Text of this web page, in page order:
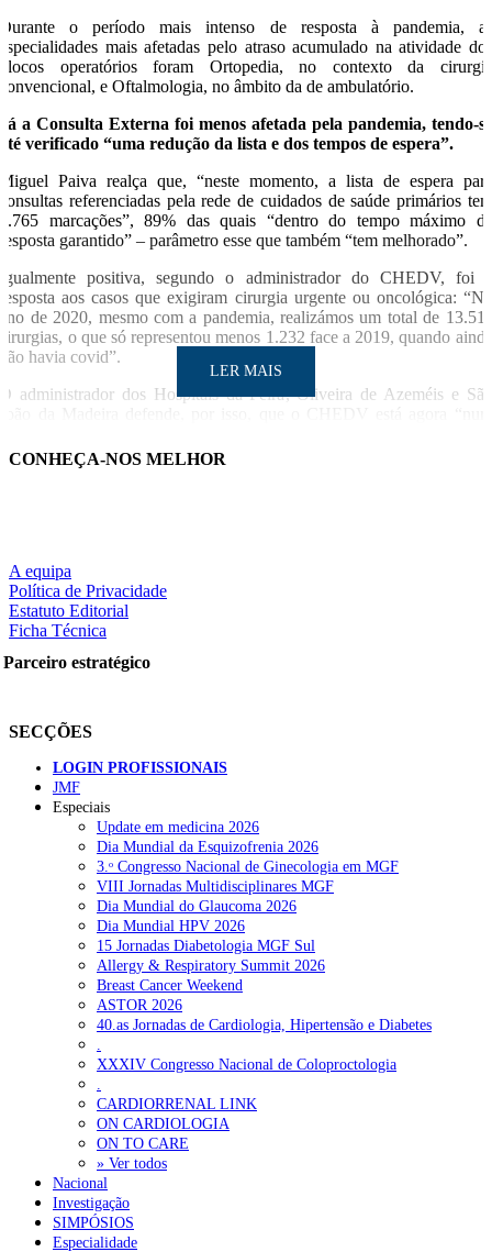
Durante o período mais intenso de resposta à pandemia, as
especialidades mais afetadas pelo atraso acumulado na atividade dos
blocos operatórios foram Ortopedia, no contexto da cirurgia
convencional, e Oftalmologia, no âmbito da de ambulatório.
Já a Consulta Externa foi menos afetada pela pandemia, tendo-se
até verificado “uma redução da lista e dos tempos de espera”.
Miguel Paiva realça que, “neste momento, a lista de espera para
consultas referenciadas pela rede de cuidados de saúde primários tem
5.765 marcações”, 89% das quais “dentro do tempo máximo de
resposta garantido” – parâmetro esse que também “tem melhorado”.
Igualmente positiva, segundo o administrador do CHEDV, foi a
resposta aos casos que exigiram cirurgia urgente ou oncológica: “No
ano de 2020, mesmo com a pandemia, realizámos um total de 13.511
cirurgias, o que só representou menos 1.232 face a 2019, quando ainda
não havia covid”.
O administrador dos Hospitais da Feira, Oliveira de Azeméis e São
pandemia”, o que não invalida que essas três unidades mantenham
“disponíveis e preparados todos os meios do Plano de Contingência
Cirurgias retomadas e regresso à normalidade nos hospitais de Aveiro
Partilhe nas redes sociais:
NOTÍCIAS RECENTES
Quase 11.900 jovens recorreram aos cheques psicólogo e
nutricionista no primeiro mês 7 de Agosto, 2026
ULS de Coimbra estreia cirurgia endoscópica do ouvido com
apoio robótico em Portugal 7 de Agosto, 2026
Enfermeiros exigem esclarecimentos sobre eventual gestão
privada da ULS do Algarve
7 de Agosto, 2026
Ordem dos Médicos alerta para riscos no novo sistema de acesso
a consultas e cirurgias 7 de Agosto, 2026
Portugal está a formar os médicos de que precisa?
2026
NOTÍCIAS MAIS LIDAS
LER MAIS
CONHEÇA-NOS MELHOR
A equipa
Política de Privacidade
Estatuto Editorial
Ficha Técnica
Parceiro estratégico
SECÇÕES
LOGIN PROFISSIONAIS
JMF
Especiais
Update em medicina 2026
Dia Mundial da Esquizofrenia 2026
3.ᵒ Congresso Nacional de Ginecologia em MGF
VIII Jornadas Multidisciplinares MGF
Dia Mundial do Glaucoma 2026
Dia Mundial HPV 2026
15 Jornadas Diabetologia MGF Sul
Allergy & Respiratory Summit 2026
Breast Cancer Weekend
ASTOR 2026
40.as Jornadas de Cardiologia, Hipertensão e Diabetes
XXXIV Congresso Nacional de Coloproctologia
CARDIORRENAL LINK
ON CARDIOLOGIA
ON TO CARE
» Ver todos
Nacional
Investigação
SIMPÓSIOS
Especialidade